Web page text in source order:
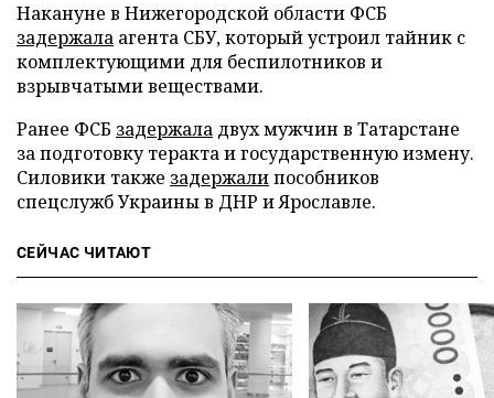
Накануне в Нижегородской области ФСБ
задержала агента СБУ, который устроил тайник с
комплектующими для беспилотников и
взрывчатыми веществами.
Ранее ФСБ задержала двух мужчин в Татарстане
за подготовку теракта и государственную измену.
Силовики также задержалипособников
спецслужб Украины в ДНР и Ярославле.
СЕЙЧАС ЧИТАЮТ